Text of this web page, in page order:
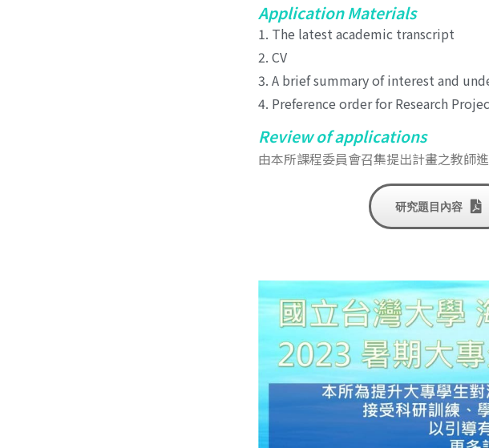
Application Materials
1. The latest academic transcript
2. CV
3. A brief summary of interest and
4. Preference order for Research
Review of applications
由本所課程委員會召集提出計畫之教師
研究題目內容